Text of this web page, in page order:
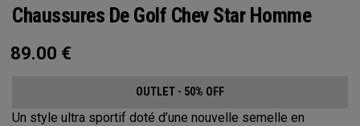
Chaussures De Golf Chev Star Homme
89.00 €
OUTLET - 50% OFF
Un style ultra sportif doté d’une nouvelle semelle en